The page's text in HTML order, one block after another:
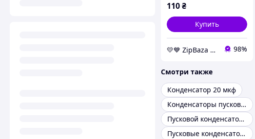
110₴
Купить
💛💙️ ZipBaza 💛💙️ запчасти для бытовой техники 98%
Смотри также
Конденсатор 20 мкф
Конденсаторы пусковые
Пусковой конденсатор CBB61
Пусковые конденсаторы CBB-60